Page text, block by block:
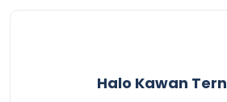
Halo Kawan